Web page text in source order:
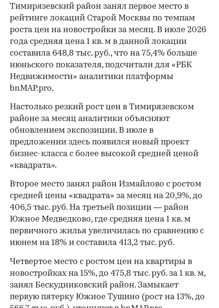
Тимирязевский район занял первое место в
рейтинге локаций Старой Москвы по темпам
роста цен на новостройки за месяц. В июле 2026
года средняя цена 1 кв. м в данной локации
составила 648,8 тыс. руб., что на 75,4% больше
июньского показателя, подсчитали для «РБК
Недвижимости» аналитики платформы
bnMAP.pro.
Настолько резкий рост цен в Тимирязевском
районе за месяц аналитики объясняют
обновлением экспозиции. В июле в
предложении здесь появился новый проект
бизнес-класса с более высокой средней ценой
«квадрата».
Второе место занял район Измайлово с ростом
средней цены «квадрата» за месяц на 20,9%, до
406,5 тыс. руб. На третьей позиции — район
Южное Медведково, где средняя цена 1 кв. м
первичного жилья увеличилась по сравнению с
июнем на 18% и составила 413,2 тыс. руб.
Четвертое место с ростом цен на квартиры в
новостройках на 15%, до 475,8 тыс. руб. за 1 кв. м,
занял Бескудниковский район. Замыкает
первую пятерку Южное Тушино (рост на 13%, до